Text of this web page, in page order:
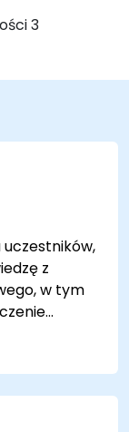
3
z
w tym
na